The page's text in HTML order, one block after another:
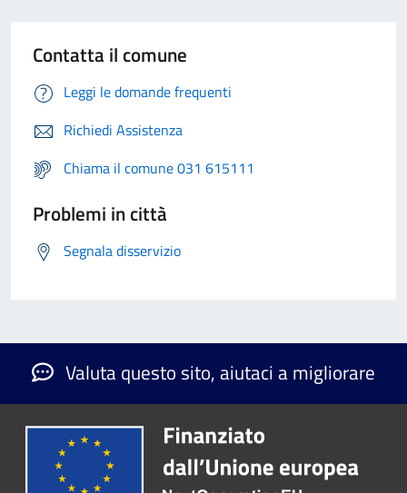
Contatta il comune
Leggi le domande frequenti
Richiedi Assistenza
Chiama il comune 031 615111
Problemi in città
Segnala disservizio
Valuta questo sito, aiutaci a migliorare